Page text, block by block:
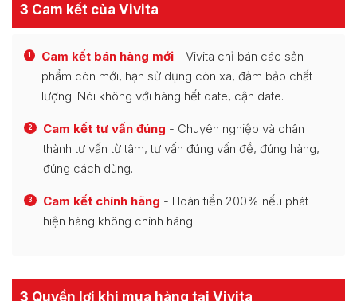
3 Cam kết của Vivita
1 Cam kết bán hàng mới - Vivita chỉ bán các sản
phẩm còn mới, hạn sử dụng còn xa, đảm bảo chất
lượng. Nói không với hàng hết date, cận date.
2 Cam kết tư vấn đúng - Chuyên nghiệp và chân
thành tư vấn từ tâm, tư vấn đúng vấn đề, đúng hàng,
đúng cách dùng.
3 Cam kết chính hãng - Hoàn tiền 200% nếu phát
hiện hàng không chính hãng.
3 Quyền lợi khi mua hàng tại Vivita